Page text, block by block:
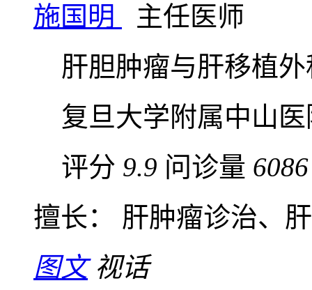
施国明
主任医师
肝胆肿瘤与肝移植外
复旦大学附属中山医
评分 9.9 问诊量 6086
擅长： 肝肿瘤诊治、
图文 视话